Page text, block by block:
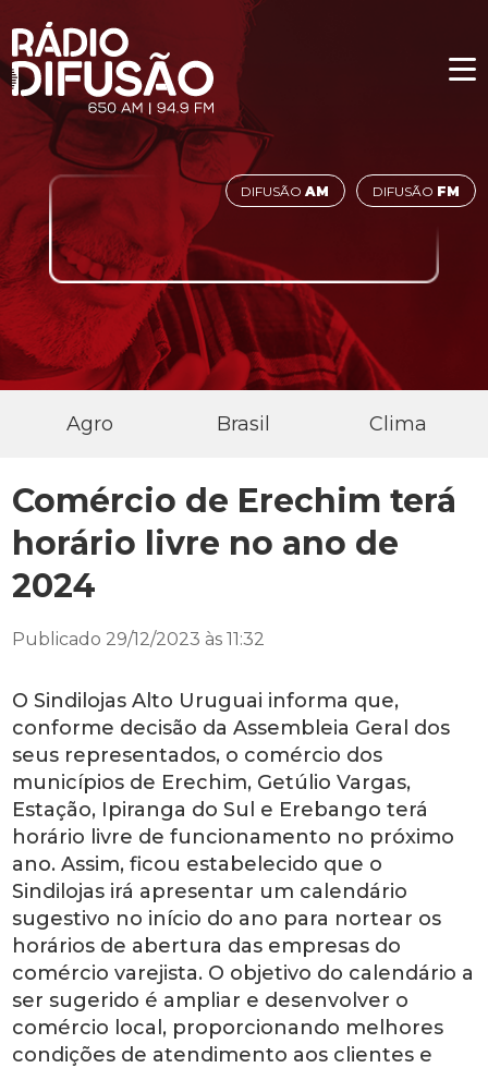
DIFUSÃOAM DIFUSÃO FM
Agro Brasil Clima
Comércio de Erechim terá
horário livre no ano de
2024
Publicado 29/12/2023 às 11:32
O Sindilojas Alto Uruguai informa que,
conforme decisão da Assembleia Geral dos
seus representados, o comércio dos
municípios de Erechim, Getúlio Vargas,
Estação, Ipiranga do Sul e Erebango terá
horário livre de funcionamento no próximo
ano. Assim, ficou estabelecido que o
Sindilojas irá apresentar um calendário
sugestivo no início do ano para nortear os
horários de abertura das empresas do
comércio varejista. O objetivo do calendário a
ser sugerido é ampliar e desenvolver o
comércio local, proporcionando melhores
condições de atendimento aos clientes e